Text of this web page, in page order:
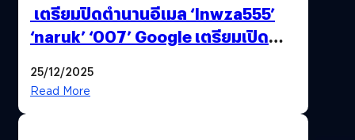
เตรียมปิดตำนานอีเมล ‘lnwza555’
‘naruk’ ‘007’ Google เตรียมเปิด
25/12/2025
Read More